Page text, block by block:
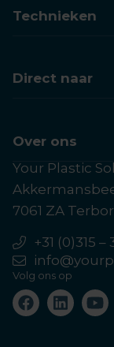
Technieken
Vacuümvormen
Direct naar
Kennis
Over ons
Contactpagina
Over Your
Offerte
Your Plastic
7061 ZA
+31 (0)315 –
Volg ons op